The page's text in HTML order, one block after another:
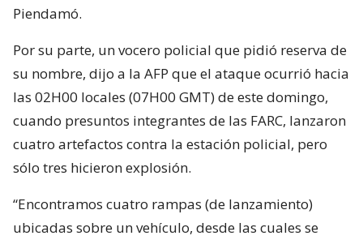
Piendamó.
Por su parte, un vocero policial que pidió reserva de
su nombre, dijo a la AFP que el ataque ocurrió hacia
las 02H00 locales (07H00 GMT) de este domingo,
cuando presuntos integrantes de las FARC, lanzaron
cuatro artefactos contra la estación policial, pero
sólo tres hicieron explosión.
“Encontramos cuatro rampas (de lanzamiento)
ubicadas sobre un vehículo, desde las cuales se